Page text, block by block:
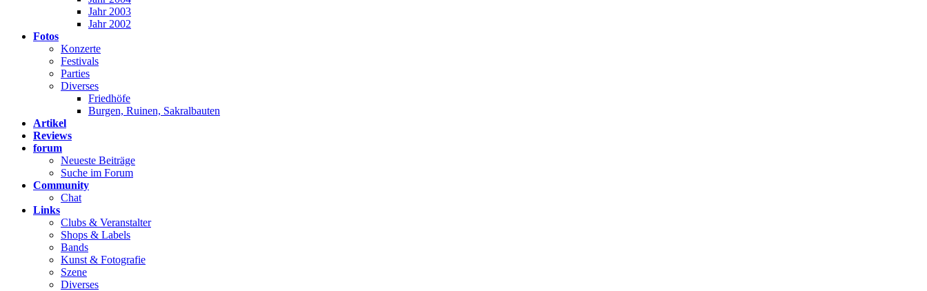
Jahr 2003
Jahr 2002
Fotos
Konzerte
Festivals
Parties
Diverses
Friedhöfe
Burgen, Ruinen, Sakralbauten
Artikel
Reviews
forum
Neueste Beiträge
Suche im Forum
Community
Chat
Links
Clubs & Veranstalter
Shops & Labels
Bands
Kunst & Fotografie
Szene
Diverses